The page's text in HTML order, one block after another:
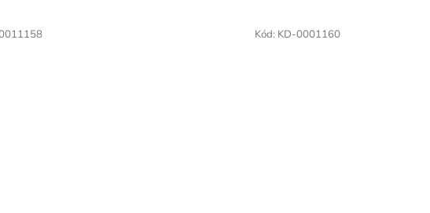
Kód: KD-0001160